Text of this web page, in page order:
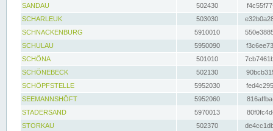
SANDAU
502430
SCHARLEUK
503030
SCHNACKENBURG
5910010
SCHULAU
5950090
SCHÖNA
501010
SCHÖNEBECK
502130
SCHÖPFSTELLE
5952030
SEEMANNSHÖFT
5952060
STADERSAND
5970013
STORKAU
502370